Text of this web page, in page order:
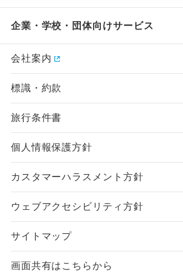
企業・学校・団体向けサービス
会社案内
標識・約款
旅行条件書
個人情報保護方針
カスタマーハラスメント方針
ウェブアクセシビリティ方針
サイトマップ
画面共有はこちらから